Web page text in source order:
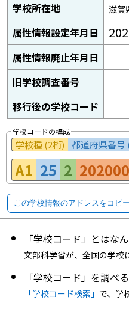
学校所在地 滋賀
属性情報設定年月日
属性情報廃止年月日
旧学校調査番号
移行後の学校コード
学校コードの構成
学校種 (2桁) 都道府県番号
A1 25 2
この学校情報のアドレスをコピ
「学校コード」とはな
文部科学省が、全国の学校
「学校コード」を調べ
「学校コード検索」 で、学